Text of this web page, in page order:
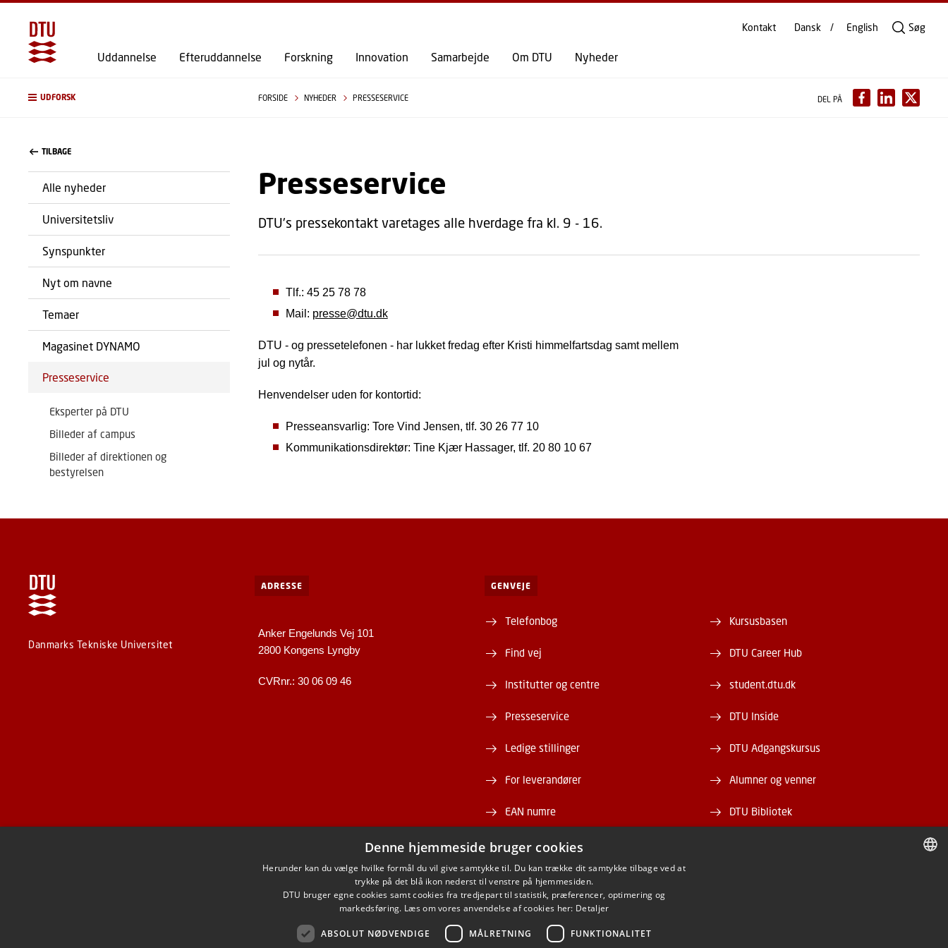
GÅ TIL PRIMÆRT INDHOLD (TRYK ENTER).
Uddannelse Efteruddannelse Forskning Innovation Samarbejde Om DTU Nyheder
Kontakt Dansk English Søg
UDFORSK FORSIDE NYHEDER PRESSESERVICE DEL PÅ
TILBAGE
Alle nyheder
Universitetsliv
Synspunkter
Nyt om navne
Temaer
Magasinet DYNAMO
Presseservice
Eksperter på DTU
Billeder af campus
Billeder af direktionen og
bestyrelsen
Presseservice
DTU's pressekontakt varetages alle hverdage fra kl. 9 - 16.
Tlf.: 45 25 78 78
Mail: presse@dtu.dk
DTU - og pressetelefonen - har lukket fredag efter Kristi himmelfartsdag samt mellem
jul og nytår.
Henvendelser uden for kontortid:
Presseansvarlig: Tore Vind Jensen, tlf. 30 26 77 10
Kommunikationsdirektør: Tine Kjær Hassager, tlf. 20 80 10 67
Danmarks Tekniske Universitet
ADRESSE
Anker Engelunds Vej 101
2800 Kongens Lyngby
CVRnr.: 30 06 09 46
GENVEJE
Telefonbog
Find vej
Institutter og centre
Presseservice
Ledige stillinger
For leverandører
EAN numre
Webshop
DTU Serviceportal
Kursusbasen
DTU Career Hub
student.dtu.dk
DTU Inside
DTU Adgangskursus
Alumner og venner
DTU Bibliotek
Denne hjemmeside bruger cookies
Herunder kan du vælge hvilke formål du vil give samtykke til. Du kan trække dit samtykke tilbage ved at
trykke på det blå ikon nederst til venstre på hjemmesiden.
DTU bruger egne cookies samt cookies fra tredjepart til statistik, præferencer, optimering og
markedsføring. Læs om vores anvendelse af cookies her: Detaljer
ABSOLUT NØDVENDIGE MÅLRETNING FUNKTIONALITET